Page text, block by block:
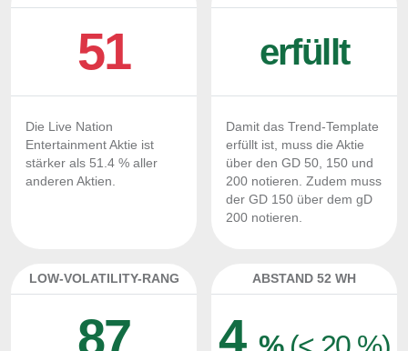
51
Die Live Nation
Entertainment Aktie ist
stärker als 51.4 % aller
anderen Aktien.
erfüllt
Damit das Trend-Template
erfüllt ist, muss die Aktie
über den GD 50, 150 und
200 notieren. Zudem muss
der GD 150 über dem gD
200 notieren.
LOW-VOLATILITY-RANG
87
ABSTAND 52 WH
4